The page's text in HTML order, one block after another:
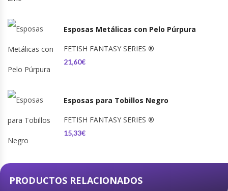
Esposas Metálicas con Pelo Púrpura
FETISH FANTASY SERIES ®
21,60€
Esposas para Tobillos Negro
FETISH FANTASY SERIES ®
15,33€
PRODUCTOS RELACIONADOS